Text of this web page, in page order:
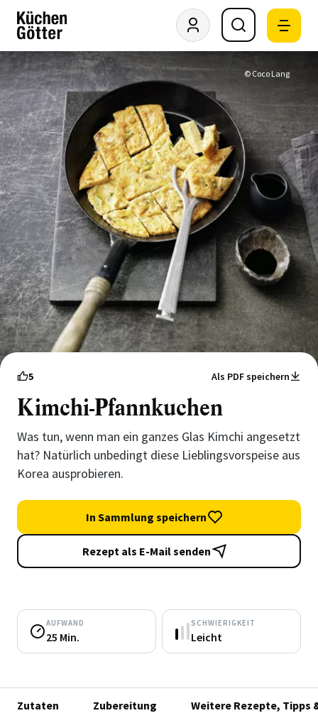
© Coco Lang
5 Als PDF speichern
Kimchi-Pfannkuchen
Was tun, wenn man ein ganzes Glas Kimchi angesetzt
hat? Natürlich unbedingt diese Lieblingsvorspeise aus
Korea ausprobieren.
In Sammlung speichern
Rezept als E-Mail senden
AUFWAND
25 Min.
SCHWIERIGKEIT
Leicht
Zutaten Zubereitung Weitere Rezepte, Tipps